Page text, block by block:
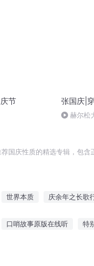
节 张国庆|
赫尔松
国庆性质的精选专辑，包含
世界本质 庆余年之长歌
口哨故事原版在线听 特